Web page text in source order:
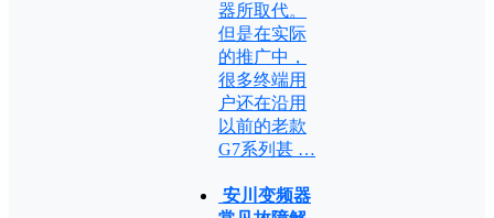
器所取代。
但是在实际
的推广中，
很多终端用
户还在沿用
以前的老款
G7系列甚 …
安川变频器